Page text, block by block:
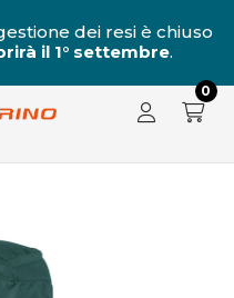
dei resi è chiuso
il 1° settembre.
0